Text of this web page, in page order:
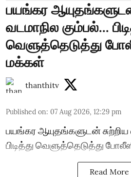
பயங்கர
வடமாநில கும்பல்...
வெளுத்தெடுத்து
மக்கள்
thanthitv
Published on: 07 Aug 2026, 12:29 pm
பயங்கர ஆயுதங்களுடன் சுற்றிய
பிடித்து வெளுத்தெடுத்து
Read More